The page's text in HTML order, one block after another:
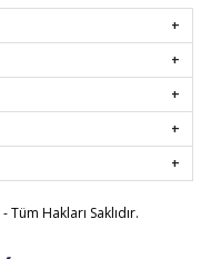
- Tüm Hakları Saklıdır.